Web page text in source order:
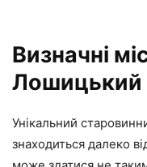
Визначні
Лошицький
Унікальний
знаходиться далеко